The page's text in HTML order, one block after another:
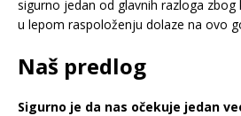
sigurno jedan od glavnih razloga
u lepom raspoloženju dolaze na ovo
Naš predlog
Sigurno je da nas očekuje jedan